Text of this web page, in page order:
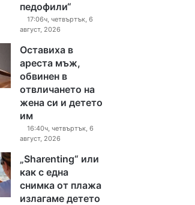
педофили“
17:06ч, четвъртък, 6
август, 2026
Оставиха в
ареста мъж,
обвинен в
отвличането на
жена си и детето
им
16:40ч, четвъртък, 6
август, 2026
„Sharenting“ или
как с една
снимка от плажа
излагаме детето